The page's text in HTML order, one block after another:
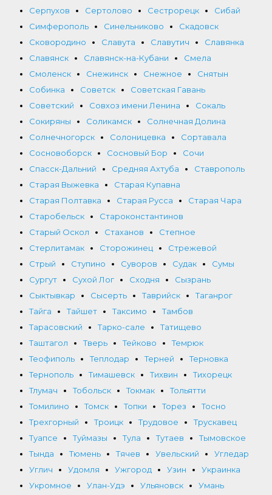
Серпухов
Сертолово Сестрорецк
Сибай
Симферополь
Синельниково
Скадовск
Сковородино
Славута Славутич
Славянка
Славянск
Славянск-на-Кубани
Смела
Смоленск
Снежинск Снежное
Снятын
Собинка
Советск
Советская Гавань
Советский
Совхоз имени Ленина
Сокаль
Сокиряны
Соликамск
Солнечная Долина
Солнечногорск
Солоницевка
Сортавала
Сосновоборск
Сосновый Бор
Сочи
Спасск-Дальний
Средняя Ахтуба
Ставрополь
Старая Выжевка
Старая Купавна
Старая Полтавка
Старая Русса
Старая Чара
Старобельск
Староконстантинов
Старый Оскол
Стаханов
Степное
Стерлитамак
Сторожинец
Стрежевой
Стрый
Ступино Суворов Судак
Сумы
Сургут
Сухой Лог Сходня
Сызрань
Сыктывкар
Сысерть Таврийск
Таганрог
Тайга
Тайшет Таксимо
Тамбов
Тарасовский
Тарко-сале
Татищево
Таштагол
Тверь Тейково
Темрюк
Теофиполь
Теплодар Терней
Терновка
Тернополь
Тимашевск Тихвин
Тихорецк
Тлумач
Тобольск Токмак
Тольятти
Томилино
Томск Топки Торез
Тосно
Трехгорный
Троицк Трудовое
Трускавец
Туапсе
Туймазы Тула Тутаев
Тымовское
Тында
Тюмень Тячев Увельский
Угледар
Углич
Удомля Ужгород Узин
Украинка
Укромное
Улан-Удэ Ульяновск
Умань